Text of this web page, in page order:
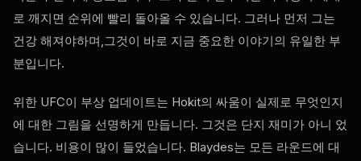
로 깨지면 순위에 빨리 돌아올 수 있습니다. 그러나 먼저 그는
건강 해져야하며,그것이 바로 지금 중요한 이야기의 유일한 부
분입니다.
위한 UFC이 부상 업데이트는 Hokit의 싸움이 실제로 무엇인지
에 대한 그림을 선명하게 만듭니다. 그것은 단지 재미가 아니 었
습니다. 비용이 많이 들었습니다. Blaydes는 모든 라운드에 대